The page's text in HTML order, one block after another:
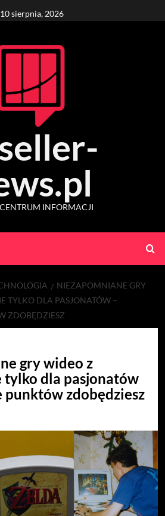
10 sierpnia, 2026
INFORMACJI
NIEZAPOMNIANE GRY
TYLKO DLA PASJONATÓW –
ZDOBĘDZIESZ
gry wideo z
tylko dla pasjonatów
punktów zdobędziesz